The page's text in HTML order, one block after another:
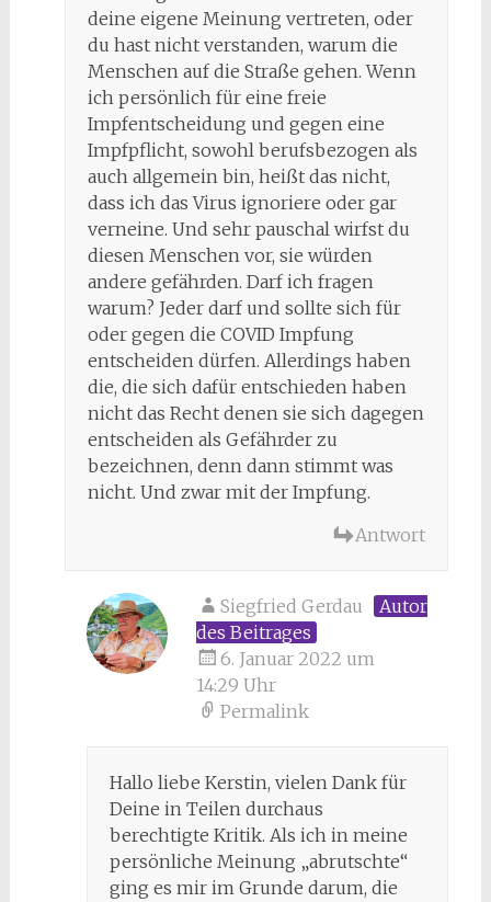
deine eigene Meinung vertreten, oder
du hast nicht verstanden, warum die
Menschen auf die Straße gehen. Wenn
ich persönlich für eine freie
Impfentscheidung und gegen eine
Impfpflicht, sowohl berufsbezogen als
auch allgemein bin, heißt das nicht,
dass ich das Virus ignoriere oder gar
verneine. Und sehr pauschal wirfst du
diesen Menschen vor, sie würden
andere gefährden. Darf ich fragen
warum? Jeder darf und sollte sich für
oder gegen die COVID Impfung
entscheiden dürfen. Allerdings haben
die, die sich dafür entschieden haben
nicht das Recht denen sie sich dagegen
entscheiden als Gefährder zu
bezeichnen, denn dann stimmt was
nicht. Und zwar mit der Impfung.
Antwort
Siegfried Gerdau
Autor
des Beitrages
6. Januar 2022 um
14:29 Uhr
Permalink
Hallo liebe Kerstin, vielen Dank für
Deine in Teilen durchaus
berechtigte Kritik. Als ich in meine
persönliche Meinung „abrutschte“
ging es mir im Grunde darum, die